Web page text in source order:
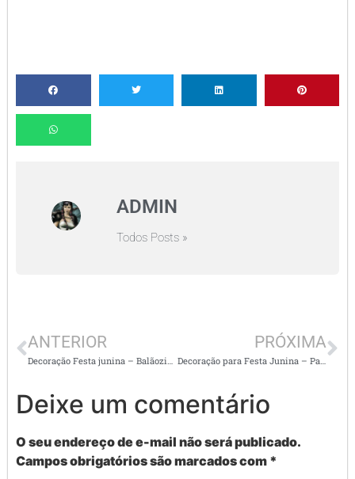
ADMIN
Todos Posts »
ANTERIOR
Decoração Festa junina – Balãozinho
PRÓXIMA
Decoração para Festa Junina – Painel e plaquinhas de foto
Deixe um comentário
O seu endereço de e-mail não será publicado.
Campos obrigatórios são marcados com *